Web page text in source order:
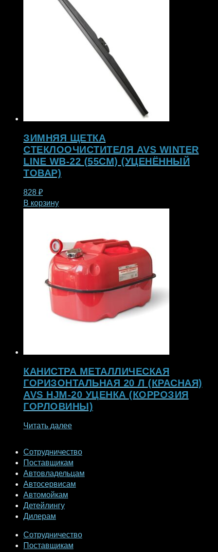
ЗИМНЯЯ ЩЕТКА
СТЕКЛООЧИСТИТЕЛЯ AVS WINTER
LINE WB-22 (55СМ) (УЦЕНЁННЫЙ
ТОВАР)
828 ₽
В корзину
КАНИСТРА МЕТАЛЛИЧЕСКАЯ
ГОРИЗОНТАЛЬНАЯ 20 Л (КРАСНАЯ)
AVS HJM-20 УЦЕНКА (КОРРОЗИЯ
ГОРЛОВИНЫ)
Читать далее
Сотрудничество
Поставщикам
Автовладельцам
Автосервисам
Автомойкам
Детейлингу
Дилерам
Сотрудничество
Поставщикам